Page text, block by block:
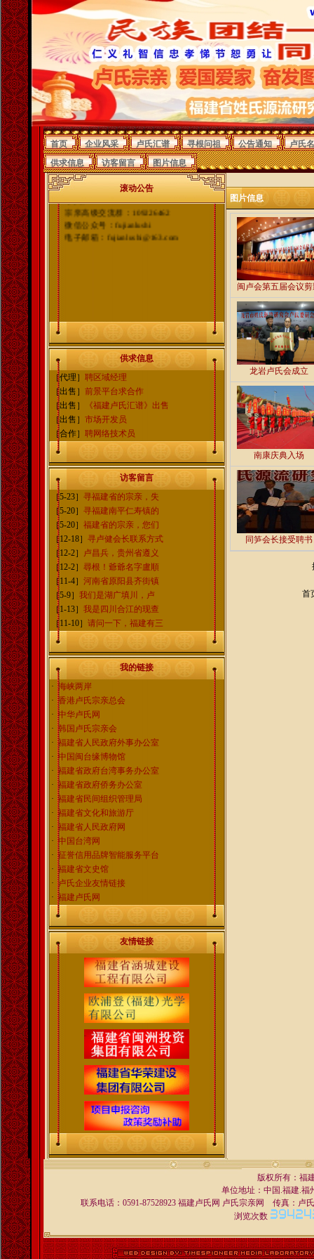
首页 企业风采 卢氏汇谱 寻根问祖 公告通知
卢氏
供求信息
访客留言 图片信息
滚动公告
福建卢氏网欢迎你！
敬老爱幼、团结互助；
团结宗亲、弘扬祖德。
宗亲携手齐发展，祖国团结一家亲！
福建卢氏网信息中心
QQ群：102054015
宗亲高级交流群：109226462
微信公众号：fujianlushi
电子邮箱：fujianlushi@163.com
供求信息
［代理］ 聘区域经理
［出售］ 前景平台求合作
［出售］
《福建卢氏汇谱》出售
［出售］ 市场开发员
［合作］ 聘网络技术员
访客留言
［5-23］ 寻福建省的宗亲，失
［5-20］ 寻福建南平仁寿镇的
［5-20］ 福建省的宗亲，您们
［12-18］ 寻卢健会长联系方式
［12-2］ 卢昌兵，贵州省遵义
［12-2］ 尋根！爺爺名字盧順
［11-4］ 河南省原阳县齐街镇
［5-9］ 我们是湖广填川，卢
［1-13］ 我是四川合江的现查
［11-10］ 请问一下，福建有三
我的链接
·海峡两岸
·香港卢氏宗亲总会
·中华卢氏网
·韩国卢氏宗亲会
·福建省人民政府外事办公室
·中国闽台缘博物馆
·福建省政府台湾事务办公室
·福建省政府侨务办公室
·福建省民间组织管理局
·福建省文化和旅游厅
·福建省人民政府网
·中国台湾网
·征誉信用品牌智能服务平台
·福建省文史馆
·卢氏企业友情链接
·福建卢氏网
友情链接
图片信息
闽卢会第五届会议
龙岩卢氏会成立
南康庆典入场
同笋会长接受聘书
首
版权所有：福
单位地址：中国.福建.福
联系电话：0591-87528923 福建卢氏网 卢氏宗亲网 传真：卢
浏览次数